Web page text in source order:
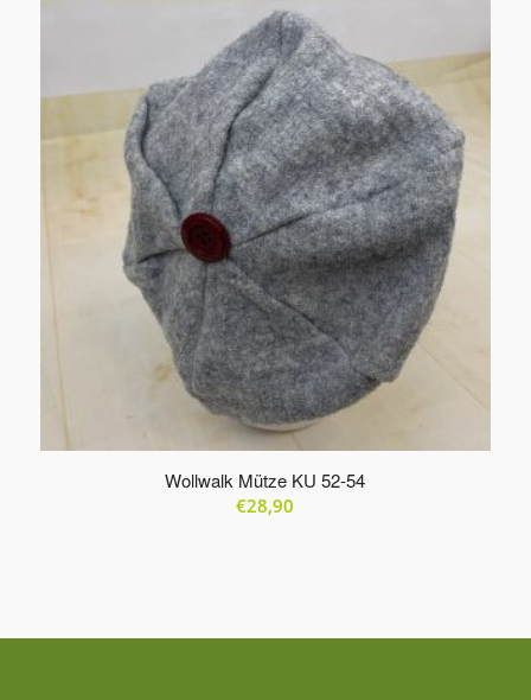
Produkte
in
aufsteigender
Reihenfolge
zu
sortieren
Wollwalk Mütze KU 52-54
€28,90